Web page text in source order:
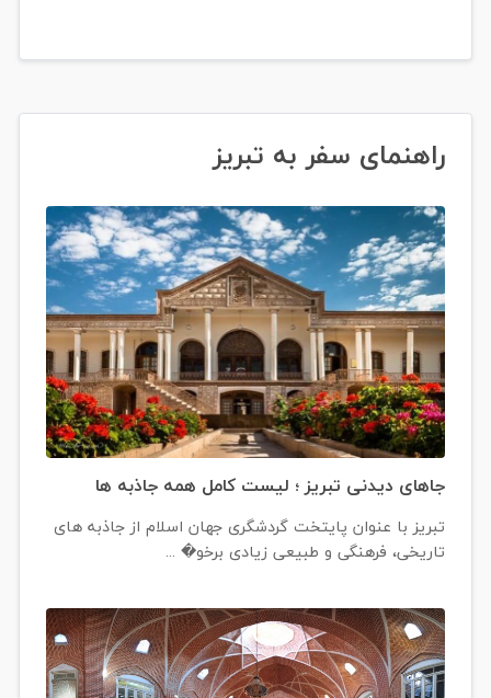
راهنمای سفر به تبریز
جاهای دیدنی تبریز ؛ لیست کامل همه جاذبه ها
تبریز با عنوان پایتخت گردشگری جهان اسلام از جاذبه های
تاریخی، فرهنگی و طبیعی زیادی برخو� ...